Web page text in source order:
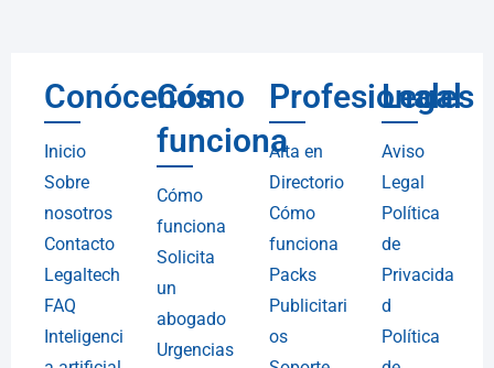
Conócenos
Inicio
Sobre
nosotros
Contacto
Legaltech
FAQ
Inteligenci
Cómo
funciona
Cómo
funciona
Solicita
un
abogado
Urgencias
Profesionales
Alta en
Directorio
Cómo
funciona
Packs
Publicitari
os
Legal
Aviso
Legal
Política
de
Privacida
d
Política